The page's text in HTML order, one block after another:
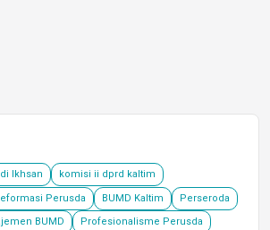
Ikhsan komisi ii dprd kaltim
Perusda BUMD Kaltim Perseroda
BUMD Profesionalisme Perusda